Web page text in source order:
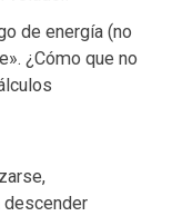
de energía (no
¿Cómo que no
descender